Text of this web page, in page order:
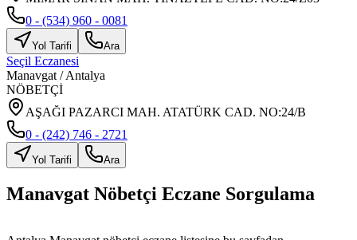
0 - (534) 960 - 0081
Yol Tarifi Ara
Seçil Eczanesi
Manavgat /Antalya
NÖBETÇİ
AŞAĞI PAZARCI MAH. ATATÜRK CAD. NO:24/B
0 - (242) 746 - 2721
Yol Tarifi Ara
Manavgat Nöbetçi Eczane Sorgulama